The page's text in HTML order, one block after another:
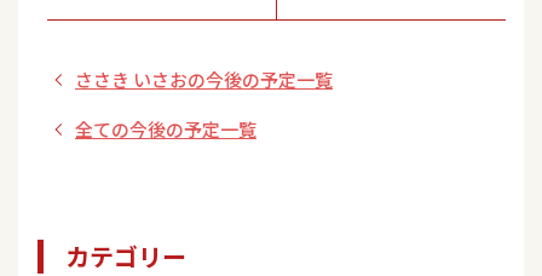
2024」
「新・BS日本のう
ささき いさおの今後の予定一覧
全ての今後の予定一覧
カテゴリー